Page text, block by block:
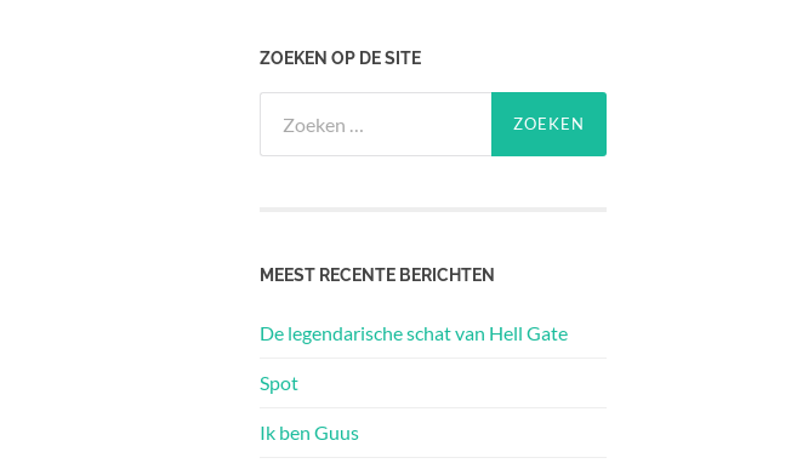
ZOEKEN OP DE SITE
naar:
MEEST RECENTE BERICHTEN
De legendarische schat van Hell Gate
Spot
Ik ben Guus